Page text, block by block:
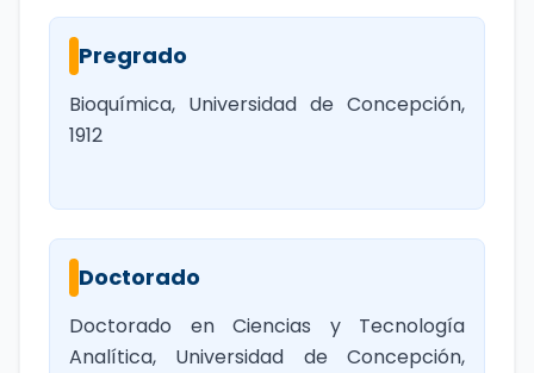
Pregrado
Bioquímica, Universidad de Concepción,
1912
Doctorado
Doctorado en Ciencias y Tecnología
Analítica, Universidad de Concepción,